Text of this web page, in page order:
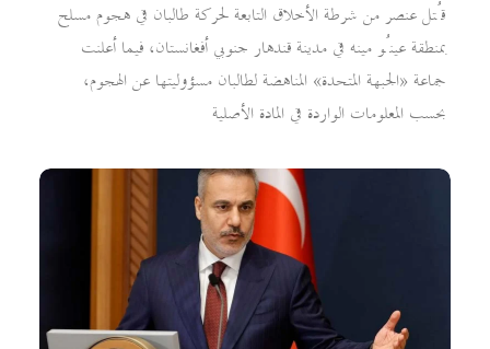
قُتل عنصر من شرطة الأخلاق التابعة لحركة طالبان في هجوم مسلح
بمنطقة عينُو مينه في مدينة قندهار جنوبي أفغانستان، فيما أعلنت
جماعة «الجبهة المتحدة» المناهضة لطالبان مسؤوليتها عن الهجوم،
بحسب المعلومات الواردة في المادة الأصلية